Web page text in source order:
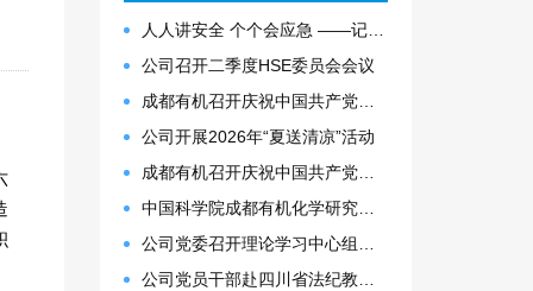
人人讲安全 个个会应急 ——记大邑园区生产安全事故综合应急预案演练
公司召开二季度HSE委员会会议
成都有机召开庆祝中国共产党成立105周年表彰大会
公司开展2026年“夏送清凉”活动
成都有机召开庆祝中国共产党成立105周年表彰大会
中国科学院成都有机化学研究所 2027年接收推荐免试生(含直博生)招生简章
公司党委召开理论学习中心组（扩大）会议
公司党员干部赴四川省法纪教育基地开展警示教育活动